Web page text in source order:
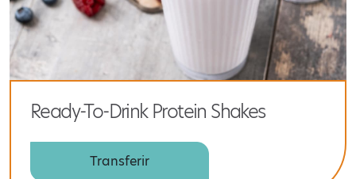
Ready-To-Drink Protein Shakes
Transferir